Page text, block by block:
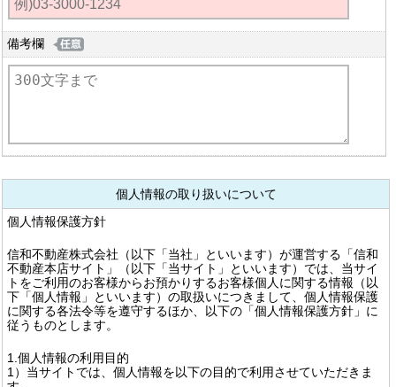
備考欄
個人情報の取り扱いについて
個人情報保護方針
信和不動産株式会社（以下「当社」といいます）が運営する「信和
不動産本店サイト」（以下「当サイト」といいます）では、当サイ
トをご利用のお客様からお預かりするお客様個人に関する情報（以
下「個人情報」といいます）の取扱いにつきまして、個人情報保護
に関する各法令等を遵守するほか、以下の「個人情報保護方針」に
従うものとします。
1.個人情報の利用目的
1）当サイトでは、個人情報を以下の目的で利用させていただきま